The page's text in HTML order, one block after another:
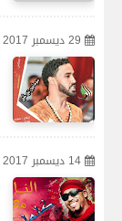
29 ديسمبر 2017
14 ديسمبر 2017